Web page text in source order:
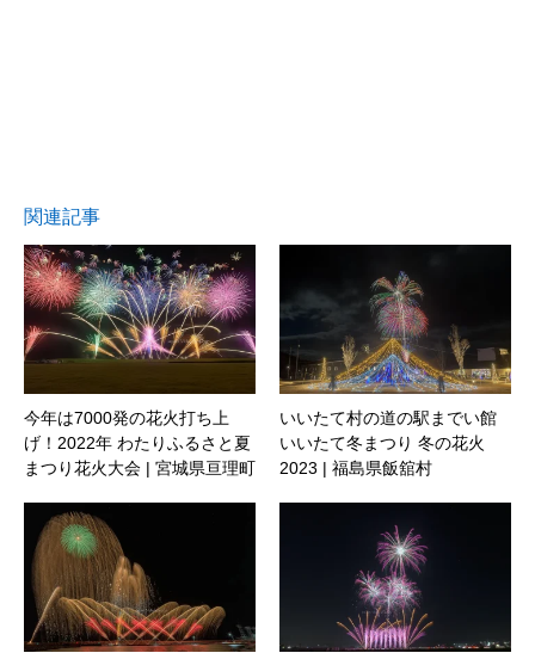
関連記事
今年は7000発の花火打ち上
げ！2022年 わたりふるさと夏
まつり花火大会 | 宮城県亘理町
いいたて村の道の駅までい館
いいたて冬まつり 冬の花火
2023 | 福島県飯舘村